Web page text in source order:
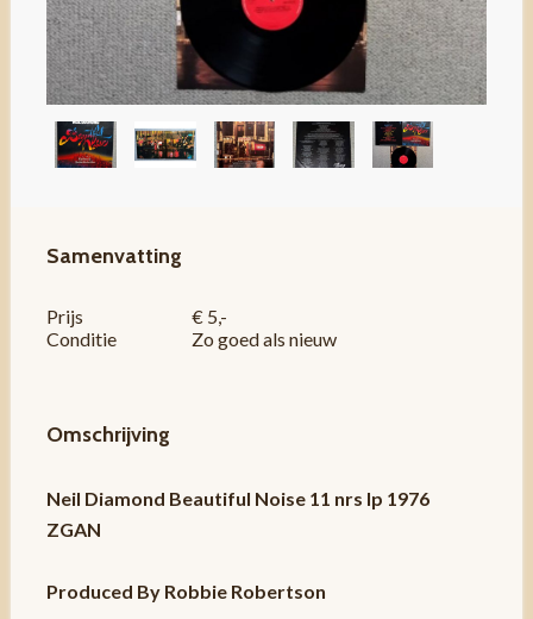
Samenvatting
Prijs
€ 5,-
Conditie
Zo goed als nieuw
Omschrijving
Neil Diamond Beautiful Noise 11 nrs lp 1976
ZGAN
Produced By Robbie Robertson